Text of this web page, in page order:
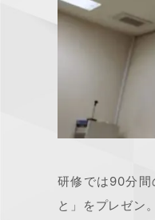
研修では90分間
と」をプレゼン